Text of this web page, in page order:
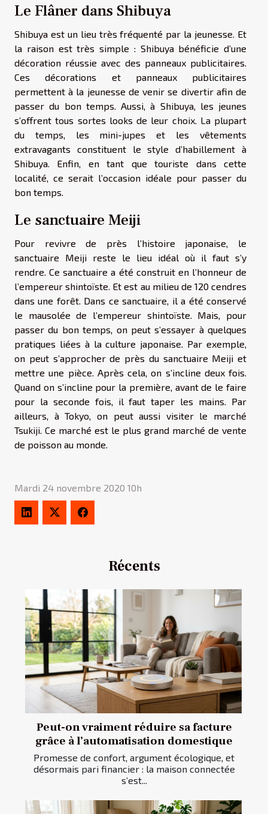
Le Flâner dans Shibuya
Shibuya est un lieu très fréquenté par la jeunesse. Et
la raison est très simple : Shibuya bénéficie d’une
décoration réussie avec des panneaux publicitaires.
Ces décorations et panneaux publicitaires
permettent à la jeunesse de venir se divertir afin de
passer du bon temps. Aussi, à Shibuya, les jeunes
s’offrent tous sortes looks de leur choix. La plupart
du temps, les mini-jupes et les vêtements
extravagants constituent le style d’habillement à
Shibuya. Enfin, en tant que touriste dans cette
localité, ce serait l’occasion idéale pour passer du
bon temps.
Le sanctuaire Meiji
Pour revivre de près l’histoire japonaise, le
sanctuaire Meiji reste le lieu idéal où il faut s’y
rendre. Ce sanctuaire a été construit en l’honneur de
l’empereur shintoïste. Et est au milieu de 120 cendres
dans une forêt. Dans ce sanctuaire, il a été conservé
le mausolée de l’empereur shintoïste. Mais, pour
passer du bon temps, on peut s’essayer à quelques
pratiques liées à la culture japonaise. Par exemple,
on peut s’approcher de près du sanctuaire Meiji et
mettre une pièce. Après cela, on s’incline deux fois.
Quand on s’incline pour la première, avant de le faire
pour la seconde fois, il faut taper les mains. Par
ailleurs, à Tokyo, on peut aussi visiter le marché
Tsukiji. Ce marché est le plus grand marché de vente
de poisson au monde.
Mardi 24 novembre 2020 10h
Récents
Peut-on vraiment réduire sa facture
grâce à l’automatisation domestique
Promesse de confort, argument écologique, et
désormais pari financier : la maison connectée
s’est...